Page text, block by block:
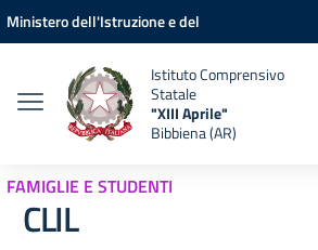
Vai ai contenuti
Vai al menu di navigazione
Vai al footer
Ministero dell'Istruzione e del
Istituto Comprensivo
Statale
"XIII Aprile"
Bibbiena (AR)
FAMIGLIE E STUDENTI
CLIL